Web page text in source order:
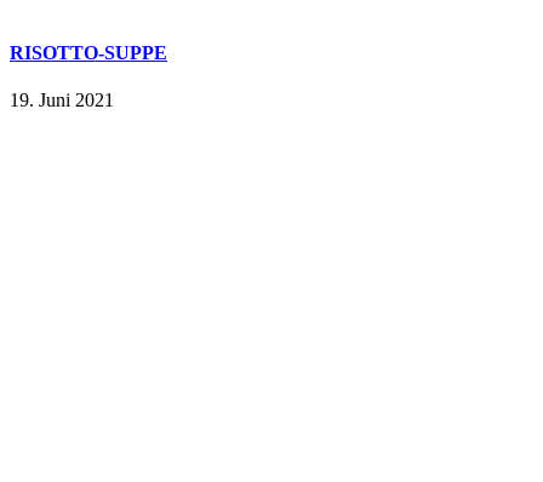
RISOTTO-SUPPE
19. Juni 2021